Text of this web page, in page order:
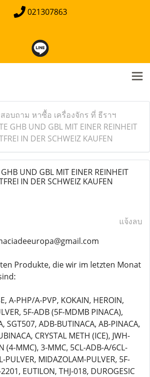
021307863
สอบถาม หาซื้อ เครื่องจักร ที่ ธีราฯ
GHB UND GBL MIT EINER REINHEIT
IN DER SCHWEIZ KAUFEN
UND GBL MIT EINER REINHEIT
IN DER SCHWEIZ KAUFEN
แจ้งลบ
Produkte, die wir im letzten Monat
A-PHP/A-PVP, KOKAIN, HEROIN,
5F-ADB (5F-MDMB PINACA),
SGT507, ADB-BUTINACA, AB-PINACA,
CRYSTAL METH (ICE), JWH-
(4-MMC), 3-MMC, 5CL-ADB-A/6CL-
PULVER, MIDAZOLAM-PULVER, 5F-
EUTILON, THJ-018, DUROGESIC